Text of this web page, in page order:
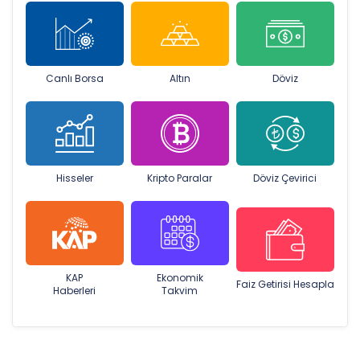
Canlı Borsa Altın Döviz
Hisseler Kripto Paralar Döviz Çevirici
KAP
Haberleri
Ekonomik
Takvim
Faiz Getirisi Hesapla